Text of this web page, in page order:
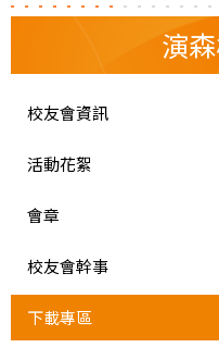
演
校友會資訊
活動花絮
會章
校友會幹事
下載專區